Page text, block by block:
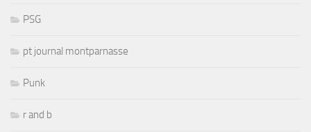
PSG
pt journal montparnasse
Punk
r and b